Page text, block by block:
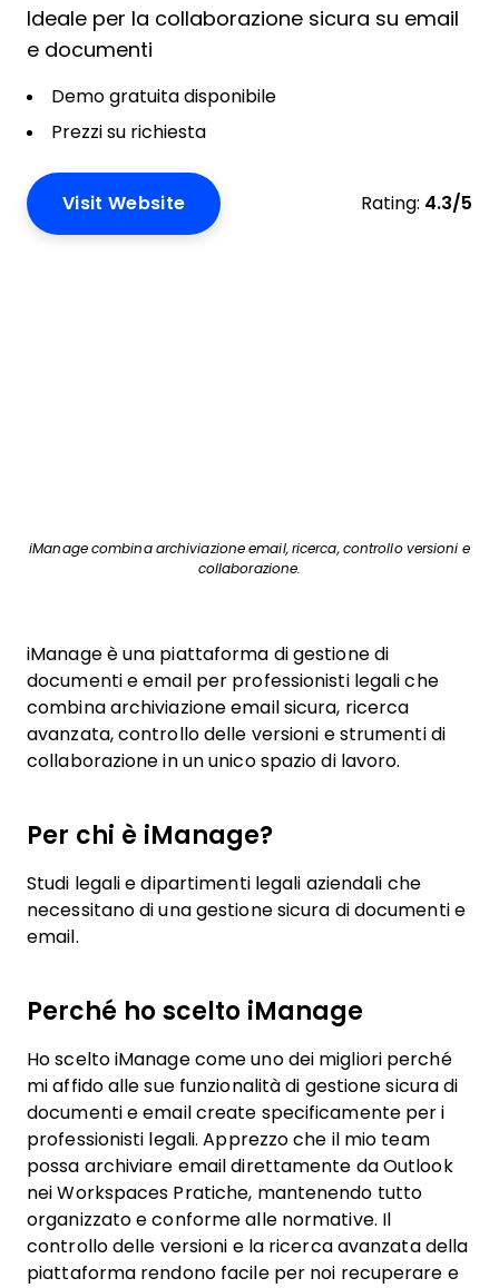
Ideale per la collaborazione sicura su email
e documenti
Demo gratuita disponibile
Prezzi su richiesta
Visit Website Rating: 4.3/5
iManage combina archiviazione email, ricerca, controllo versioni e
collaborazione.
iManage è una piattaforma di gestione di
documenti e email per professionisti legali che
combina archiviazione email sicura, ricerca
avanzata, controllo delle versioni e strumenti di
collaborazione in un unico spazio di lavoro.
Per chi è iManage?
Studi legali e dipartimenti legali aziendali che
necessitano di una gestione sicura di documenti e
email.
Perché ho scelto iManage
Ho scelto iManage come uno dei migliori perché
mi affido alle sue funzionalità di gestione sicura di
documenti e email create specificamente per i
professionisti legali. Apprezzo che il mio team
possa archiviare email direttamente da Outlook
nei Workspaces Pratiche, mantenendo tutto
organizzato e conforme alle normative. Il
controllo delle versioni e la ricerca avanzata della
piattaforma rendono facile per noi recuperare e